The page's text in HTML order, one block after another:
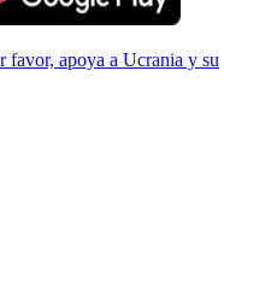
favor, apoya a Ucrania y su